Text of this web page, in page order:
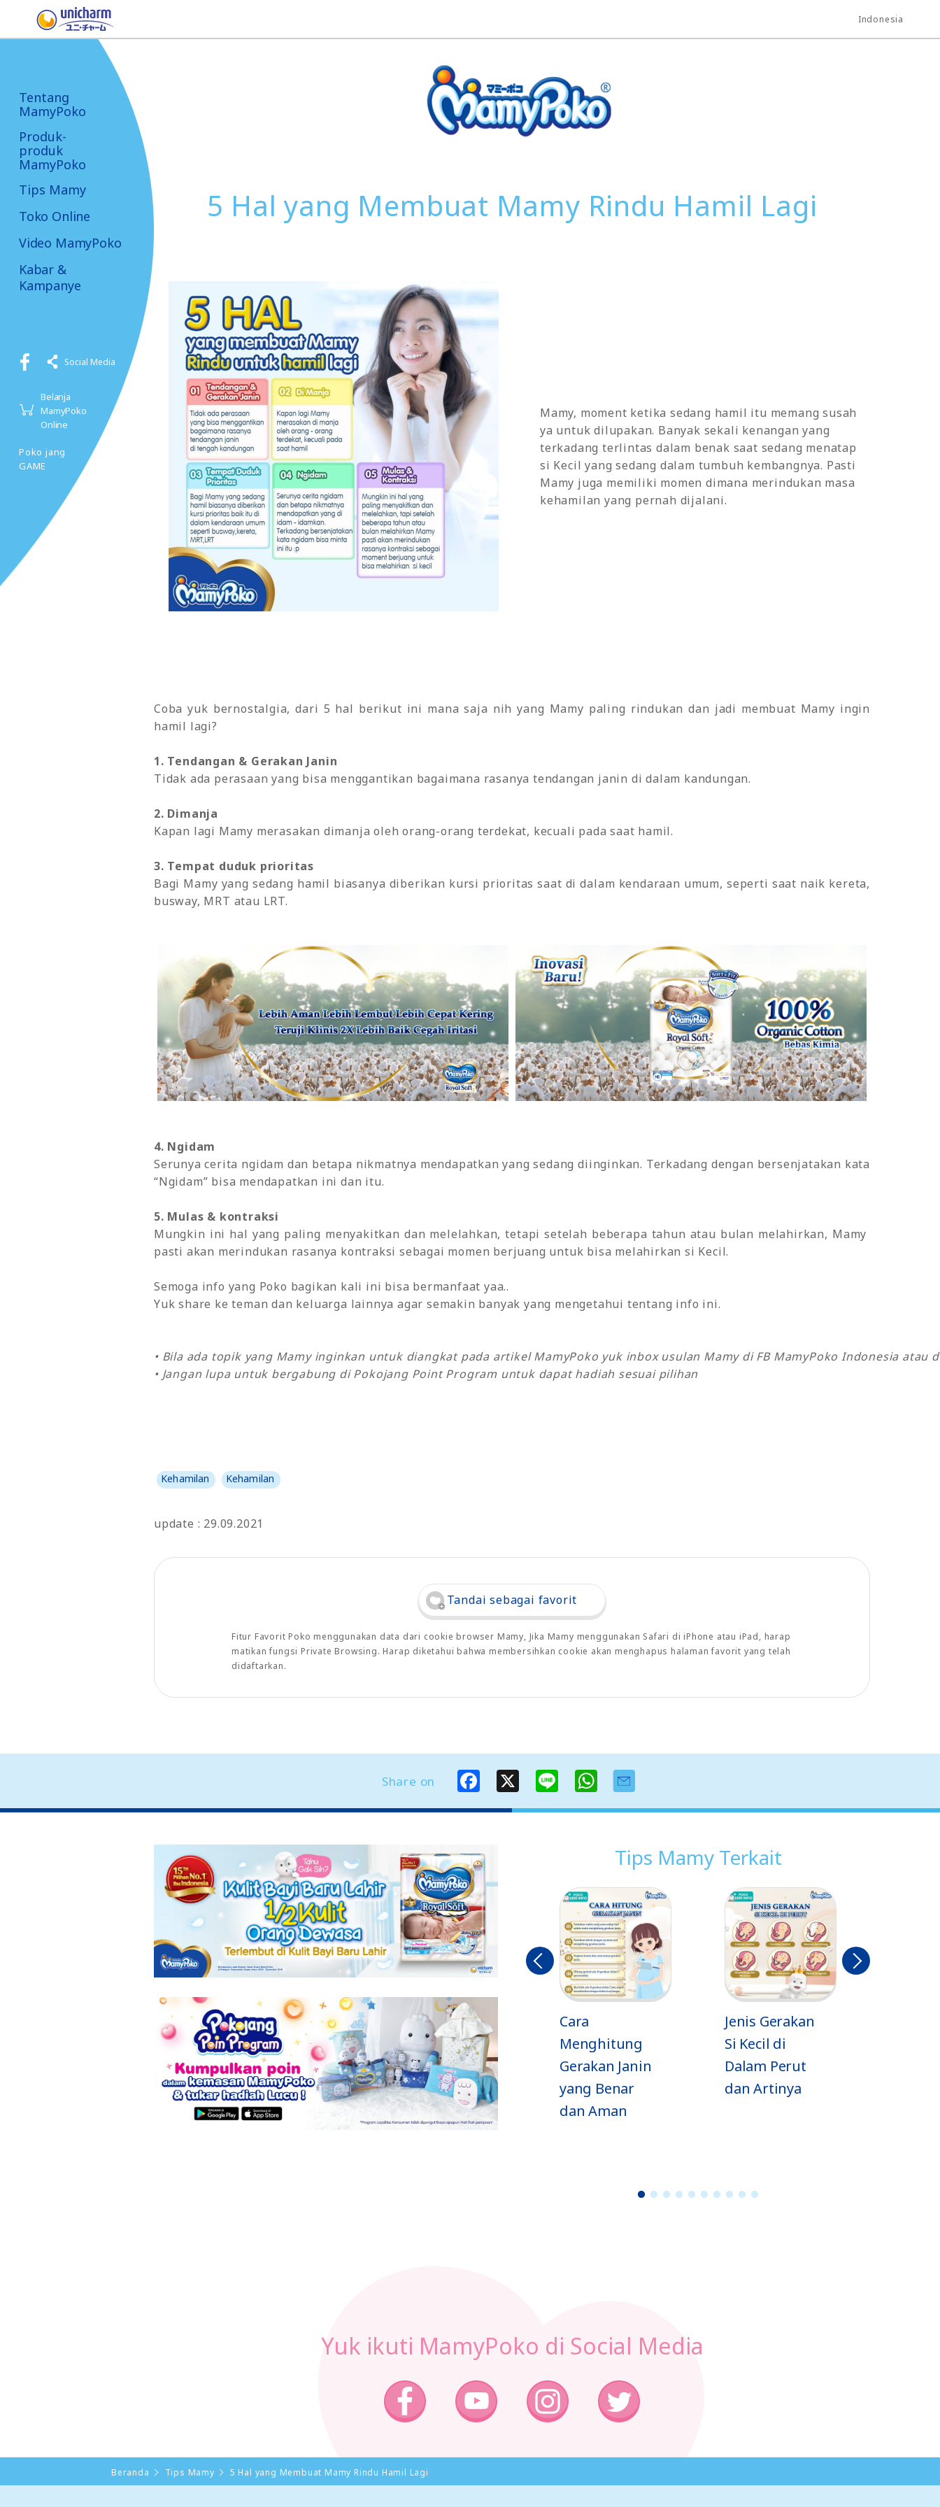
Indonesia
Tentang
MamyPoko
Produk-
produk
MamyPoko
Tips Mamy
Toko Online
Video MamyPoko
Kabar &
Kampanye
Social Media
Belanja
MamyPoko
Online
Poko jang
GAME
5 Hal yang Membuat Mamy Rindu Hamil Lagi
Mamy, moment ketika sedang hamil itu memang susah
ya untuk dilupakan. Banyak sekali kenangan yang
terkadang terlintas dalam benak saat sedang menatap
si Kecil yang sedang dalam tumbuh kembangnya. Pasti
Mamy juga memiliki momen dimana merindukan masa
kehamilan yang pernah dijalani.
Coba yuk bernostalgia, dari 5 hal berikut ini mana saja nih yang Mamy paling rindukan dan jadi membuat Mamy ingin
hamil lagi?
1. Tendangan & Gerakan Janin
Tidak ada perasaan yang bisa menggantikan bagaimana rasanya tendangan janin di dalam kandungan.
2. Dimanja
Kapan lagi Mamy merasakan dimanja oleh orang-orang terdekat, kecuali pada saat hamil.
3. Tempat duduk prioritas
Bagi Mamy yang sedang hamil biasanya diberikan kursi prioritas saat di dalam kendaraan umum, seperti saat naik kereta,
busway, MRT atau LRT.
4. Ngidam
Serunya cerita ngidam dan betapa nikmatnya mendapatkan yang sedang diinginkan. Terkadang dengan bersenjatakan kata
“Ngidam” bisa mendapatkan ini dan itu.
5. Mulas & kontraksi
Mungkin ini hal yang paling menyakitkan dan melelahkan, tetapi setelah beberapa tahun atau bulan melahirkan, Mamy
pasti akan merindukan rasanya kontraksi sebagai momen berjuang untuk bisa melahirkan si Kecil.
Semoga info yang Poko bagikan kali ini bisa bermanfaat yaa..
Yuk share ke teman dan keluarga lainnya agar semakin banyak yang mengetahui tentang info ini.
• Bila ada topik yang Mamy inginkan untuk diangkat pada artikel MamyPoko yuk inbox usulan Mamy di FB MamyPoko Indonesia atau
• Jangan lupa untuk bergabung di Pokojang Point Program untuk dapat hadiah sesuai pilihan
Kehamilan Kehamilan
update : 29.09.2021
Tandai sebagai favorit
Fitur Favorit Poko menggunakan data dari cookie browser Mamy, Jika Mamy menggunakan Safari di iPhone atau iPad, harap
matikan fungsi Private Browsing. Harap diketahui bahwa membersihkan cookie akan menghapus halaman favorit yang telah
didaftarkan.
Share on
e
k
e t
Tips Mamy Terkait
8 Tanda Awal
Hamil yang
Mirip Gejala
PMS
Apakah USG
Berbahaya
karena
Mengandung
Radiasi?
Menghitung
Gerakan Janin
yang Benar
dan Aman
Jenis Gerakan
Si Kecil di
Dalam Perut
dan Artinya
Sebelu
mnya
Berikut
nya
1 2 3 4 5 6 7 8 9 1
Yuk ikuti MamyPoko di Social Media
Beranda Tips Mamy 5 Hal yang Membuat Mamy Rindu Hamil Lagi